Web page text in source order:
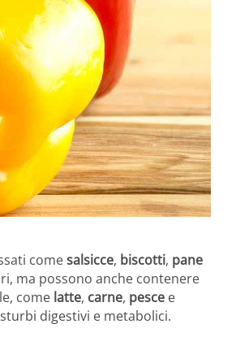
comesalsicce, biscotti, pane
ma possono anche contenere
come latte, carne, pesce e
digestivi e metabolici.